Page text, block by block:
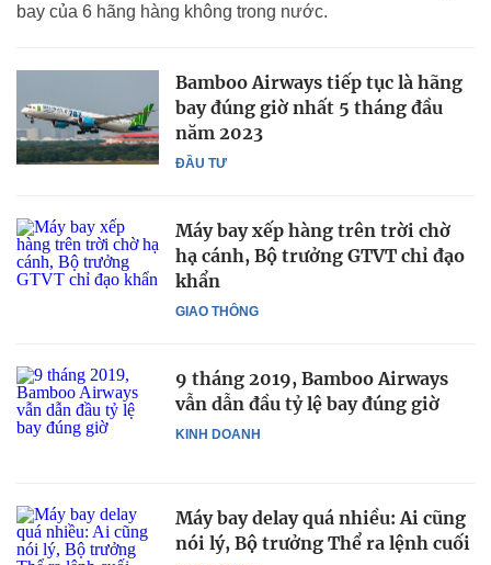
bay của 6 hãng hàng không trong nước.
ĐẦU TƯ
Bamboo Airways tiếp tục là hãng
bay đúng giờ nhất 5 tháng đầu
năm 2023
GIAO THÔNG
Máy bay xếp hàng trên trời chờ
hạ cánh, Bộ trưởng GTVT chỉ đạo
khẩn
KINH DOANH
9 tháng 2019, Bamboo Airways
vẫn dẫn đầu tỷ lệ bay đúng giờ
Máy bay delay quá nhiều: Ai cũng
nói lý, Bộ trưởng Thể ra lệnh cuối